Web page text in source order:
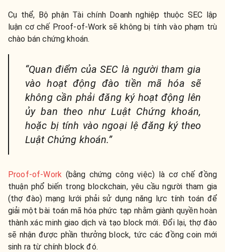
Cụ thể, Bộ phận Tài chính Doanh nghiệp thuộc SEC lập
luận cơ chế Proof-of-Work sẽ không bị tính vào phạm trù
chào bán chứng khoán.
“Quan điểm của SEC là người tham gia
vào hoạt động đào tiền mã hóa sẽ
không cần phải đăng ký hoạt động lên
ủy ban theo như Luật Chứng khoán,
hoặc bị tính vào ngoại lệ đăng ký theo
Luật Chứng khoán.”
Proof-of-Work(bằng chứng công việc) là cơ chế đồng
thuận phổ biến trong blockchain, yêu cầu người tham gia
(thợ đào) mạng lưới phải sử dụng năng lực tính toán để
giải một bài toán mã hóa phức tạp nhằm giành quyền hoàn
thành xác minh giao dịch và tạo block mới. Đổi lại, thợ đào
sẽ nhận được phần thưởng block, tức các đồng coin mới
sinh ra từ chính block đó.